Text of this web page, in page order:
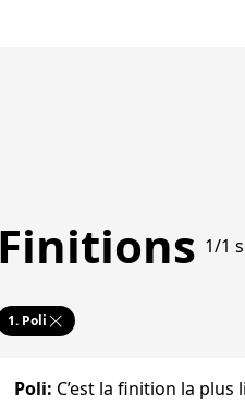
Finitions 1/1
1. Poli
Poli: C’est la finition la